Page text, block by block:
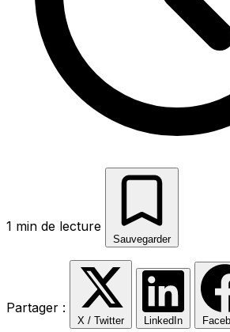
1 min de lecture
Sauvegarder
Partager :
X / Twitter LinkedIn